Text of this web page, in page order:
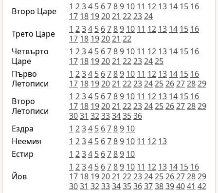
Второ Царе
1 234 5 6789 10 11 12 13 14 15 16
17 18 192021 222324
Трето Царе
1 234 5 6789 10 11 12 13 14 15 16
17 18 192021 22
Четвърто
Царе
1 234 5 6789 10 11 12 13 14 15 16
17 18 192021 22232425
Първо
Летописи
1 234 5 6789 10 11 12 13 14 15 16
17 18 192021 2223242526272829
Второ
Летописи
1 234 5 6789 10 11 12 13 14 15 16
17 18 192021 2223242526272829
3031 3233343536
Ездра
1 234 5 6789 10
Неемия
1 234 5 6789 10 11 12 13
Естир
1 234 5 6789 10
Йов
1 234 5 6789 10 11 12 13 14 15 16
17 18 192021 2223242526272829
3031 32333435363738394041 42